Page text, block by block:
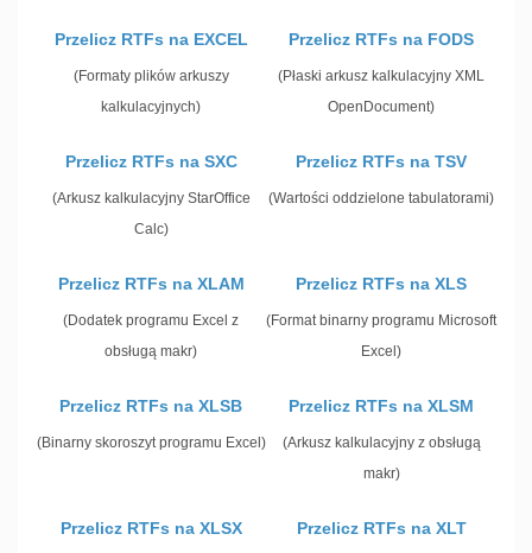
Przelicz RTFs na EXCEL
(Formaty plików arkuszy
kalkulacyjnych)
Przelicz RTFs na FODS
(Płaski arkusz kalkulacyjny XML
OpenDocument)
Przelicz RTFs na SXC
(Arkusz kalkulacyjny StarOffice
Calc)
Przelicz RTFs na TSV
(Wartości oddzielone tabulatorami)
Przelicz RTFs na XLAM
(Dodatek programu Excel z
obsługą makr)
Przelicz RTFs na XLS
(Format binarny programu Microsoft
Excel)
Przelicz RTFs na XLSB
(Binarny skoroszyt programu Excel)
Przelicz RTFs na XLSM
(Arkusz kalkulacyjny z obsługą
makr)
Przelicz RTFs na XLSX Przelicz RTFs na XLT